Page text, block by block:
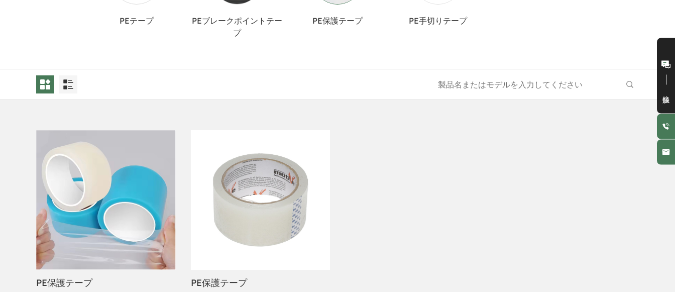
PEテープ
PEブレークポイントテー
プ
PE保護テープ PE手切りテープ
PE保護テープ PE保護テープ